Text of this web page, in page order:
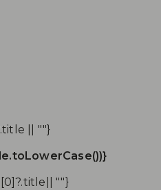
|| ""}
""}